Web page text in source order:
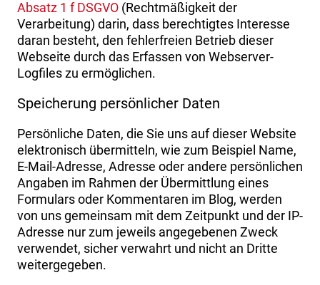
Absatz 1 f DSGVO (Rechtmäßigkeit der
Verarbeitung) darin, dass berechtigtes Interesse
daran besteht, den fehlerfreien Betrieb dieser
Webseite durch das Erfassen von Webserver-
Logfiles zu ermöglichen.
Speicherung persönlicher Daten
Persönliche Daten, die Sie uns auf dieser Website
elektronisch übermitteln, wie zum Beispiel Name,
E-Mail-Adresse, Adresse oder andere persönlichen
Angaben im Rahmen der Übermittlung eines
Formulars oder Kommentaren im Blog, werden
von uns gemeinsam mit dem Zeitpunkt und der IP-
Adresse nur zum jeweils angegebenen Zweck
verwendet, sicher verwahrt und nicht an Dritte
weitergegeben.